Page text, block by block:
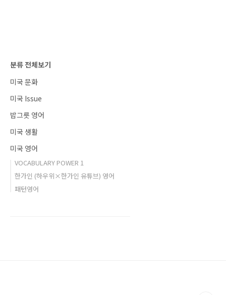
분류 전체보기
미국 문화
미국 Issue
밥그릇 영어
미국 생활
미국 영어
VOCABULARY POWER 1
한가인 (하우위×한가인 유튜브) 영어
패턴영어